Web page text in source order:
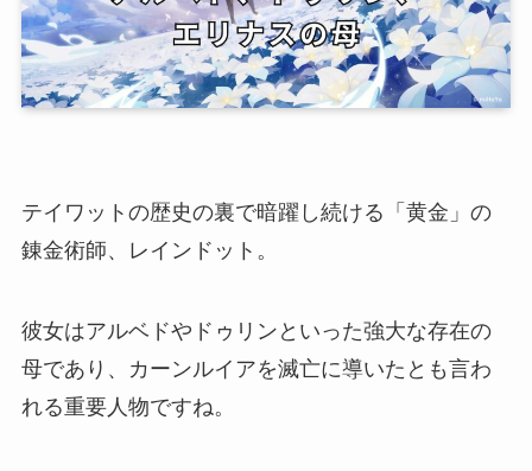
テイワットの歴史の裏で暗躍し続ける「黄金」の
錬金術師、レインドット。
彼女はアルベドやドゥリンといった強大な存在の
母であり、カーンルイアを滅亡に導いたとも言わ
れる重要人物ですね。